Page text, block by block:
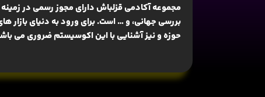
مجموعه آکادمی قزلباش دارای مجوز رسمی در زمینه
بررسی جهانی، و … است. برای ورود به دنیای
حوزه و نیز آشنایی با این اکوسیستم ضروری می